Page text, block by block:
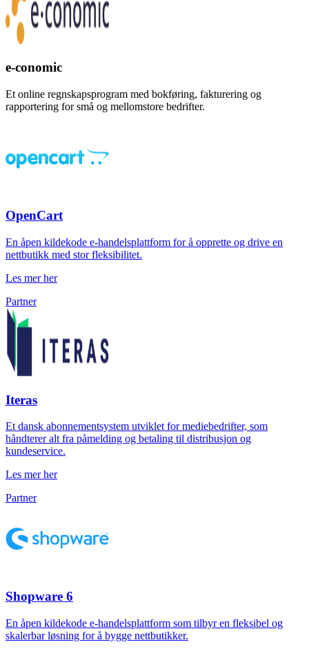
e-conomic
Et online regnskapsprogram med bokføring, fakturering og
rapportering for små og mellomstore bedrifter.
OpenCart
En åpen kildekode e-handelsplattform for å opprette og drive en
nettbutikk med stor fleksibilitet.
Les mer her
Partner
Iteras
Et dansk abonnementsystem utviklet for mediebedrifter, som
håndterer alt fra påmelding og betaling til distribusjon og
kundeservice.
Les mer her
Partner
Shopware 6
En åpen kildekode e-handelsplattform som tilbyr en fleksibel og
skalerbar løsning for å bygge nettbutikker.